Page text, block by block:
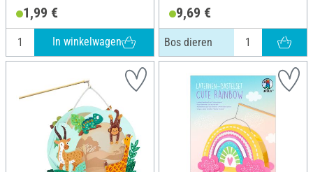
1,99 €
In winkelwagen
9,69 €
Bos dieren